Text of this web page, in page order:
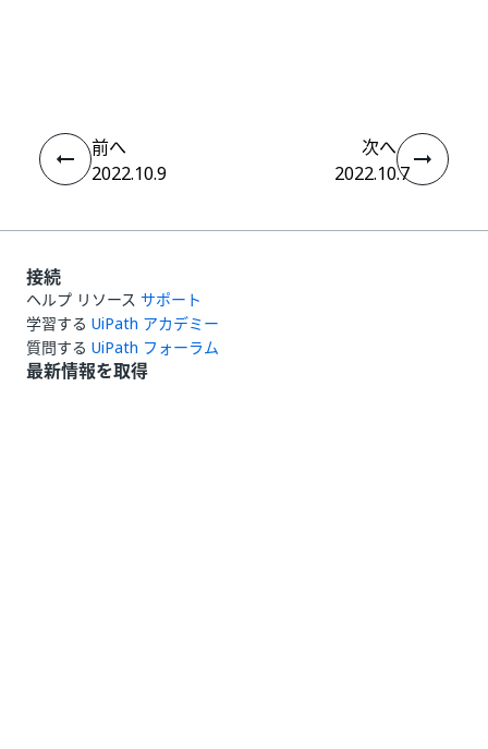
前へ
2022.10.9
次へ
2022.10.7
接続
ヘルプ リソース サポート
学習する UiPath アカデミー
質問する UiPath フォーラム
最新情報を取得